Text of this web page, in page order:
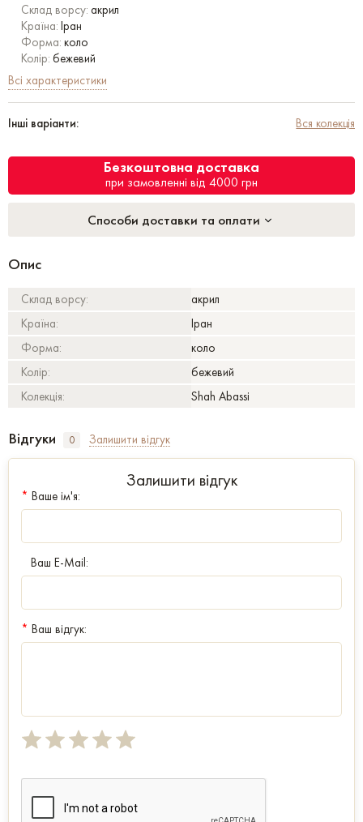
Склад ворсу: акрил
Країна: Іран
Форма: коло
Колір: бежевий
Всі характеристики
Інші варіанти: Вся колекція
Безкоштовна доставка
при замовленні від 4000 грн
Способи доставки та оплати
Опис
Склад ворсу:
акрил
Країна:
Іран
Форма:
коло
Колір:
бежевий
Колекція:
Shah Abassi
Відгуки 0 Залишити відгук
Залишити відгук
* Ваше ім'я:
Ваш E-Mail:
* Ваш відгук: